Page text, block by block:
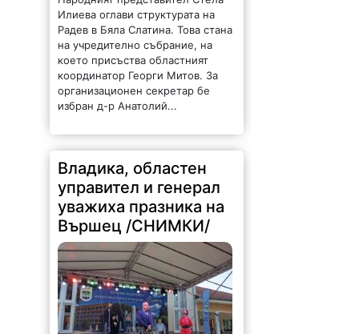
110 | 2026-08-08 09:32:54
Видинският митрополит Пахомий,
генерал-лейтенант Явор Матеев-
Военния комитет на Европейския
съюз и областният управител
Иван Каменов бяха сред...
Община и бизнес си
подават ръка за
развитие на туризма в
Берковица /СНИМКИ/